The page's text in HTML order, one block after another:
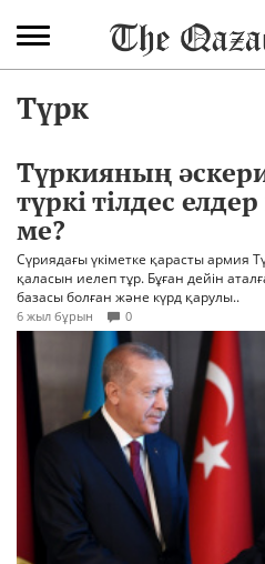
Түрк
Түркияның
түркі тілдес
ме?
Сүриядағы үкіметке қарасты
қаласын иелеп тұр. Бұған дейін
базасы болған және күрд қарулы..
6 жыл бұрын 0